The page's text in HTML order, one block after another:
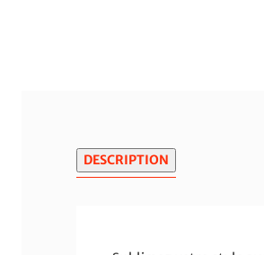
DESCRIPTION